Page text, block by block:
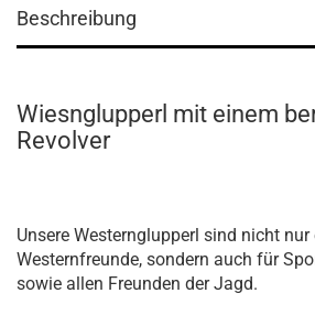
Beschreibung
Wiesnglupperl mit einem
Revolver
Unsere Westernglupperl sind nicht
Westernfreunde, sondern auch für
sowie allen Freunden der Jagd.